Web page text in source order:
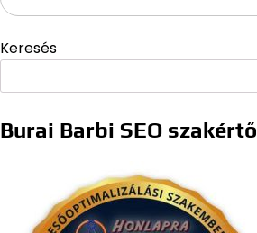
Keresés
Burai Barbi SEO szakértő